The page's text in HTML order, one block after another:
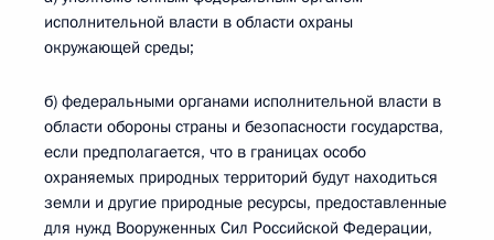
исполнительной власти в области охраны
окружающей среды;
б) федеральными органами исполнительной власти в
области обороны страны и безопасности государства,
если предполагается, что в границах особо
охраняемых природных территорий будут находиться
земли и другие природные ресурсы, предоставленные
для нужд Вооруженных Сил Российской Федерации,